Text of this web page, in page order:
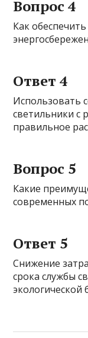
Вопрос 4
Как
Ответ 4
Использовать
светильники с
правильное
Вопрос 5
Какие
современных
Ответ 5
Снижение
срока службы
экологической